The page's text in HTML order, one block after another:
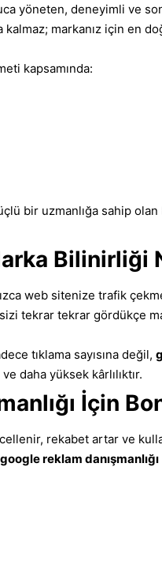
yöneten, deneyimli ve
kalmaz; markanız için en
kapsamında:
bir uzmanlığa sahip
Bilinirliği
web sitenize trafik
tekrar tekrar gördükçe
tıklama sayısına değil,
daha yüksek kârlılıktır.
İçin
rekabet artar ve
google reklam danışmanlığı